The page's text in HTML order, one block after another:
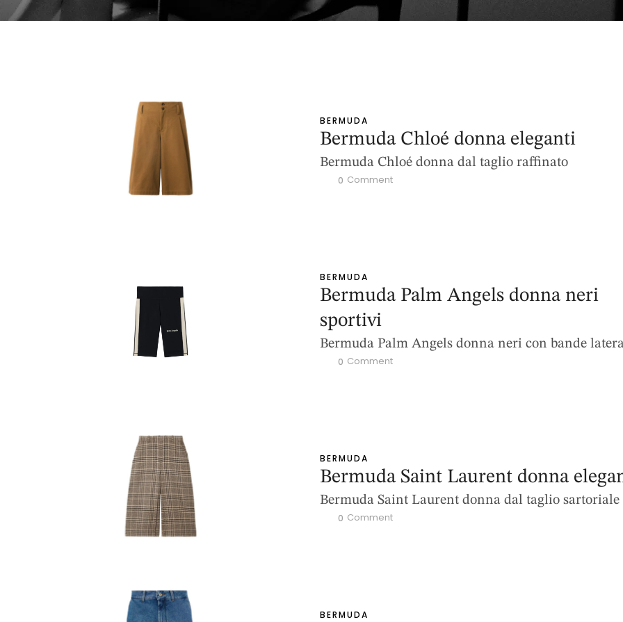
BERMUDA
Bermuda Chloé donna eleganti
Bermuda Chloé donna dal taglio raffinato
0 Comment
BERMUDA
Bermuda Palm Angels donna neri
sportivi
Bermuda Palm Angels donna neri con bande
0 Comment
BERMUDA
Bermuda Saint Laurent donna
Bermuda Saint Laurent donna dal taglio sartoriale
0 Comment
BERMUDA